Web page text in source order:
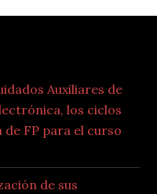
Auxiliares de
los ciclos
FP para el curso
de sus